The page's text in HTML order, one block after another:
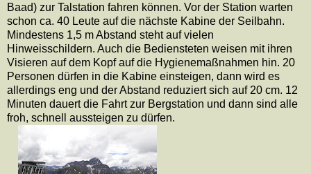
Baad) zur Talstation fahren können. Vor der Station warten
schon ca. 40 Leute auf die nächste Kabine der Seilbahn.
Mindestens 1,5 m Abstand steht auf vielen
Hinweisschildern. Auch die Bediensteten weisen mit ihren
Visieren auf dem Kopf auf die Hygienemaßnahmen hin. 20
Personen dürfen in die Kabine einsteigen, dann wird es
allerdings eng und der Abstand reduziert sich auf 20 cm. 12
Minuten dauert die Fahrt zur Bergstation und dann sind alle
froh, schnell aussteigen zu dürfen.